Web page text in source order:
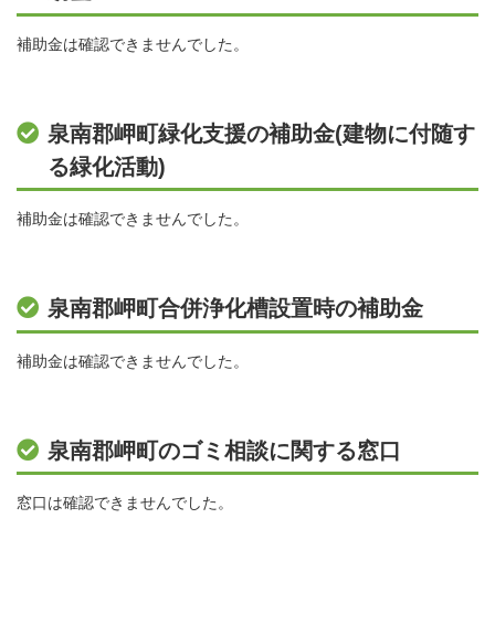
補助金は確認できませんでした。
泉南郡岬町緑化支援の補助金(建物に付随す
る緑化活動)
補助金は確認できませんでした。
泉南郡岬町合併浄化槽設置時の補助金
補助金は確認できませんでした。
泉南郡岬町のゴミ相談に関する窓口
窓口は確認できませんでした。